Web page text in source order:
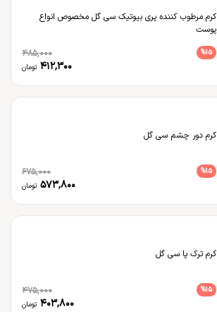
کرم مرطوب کننده پری بیوتیک سی گل مخصوص انواع
پوست
485,000
%15
412,300 تومان
کرم دور چشم سی گل
675,000 %15
573,800 تومان
کرم ترک پا سی گل
475,000 %15
403,800 تومان